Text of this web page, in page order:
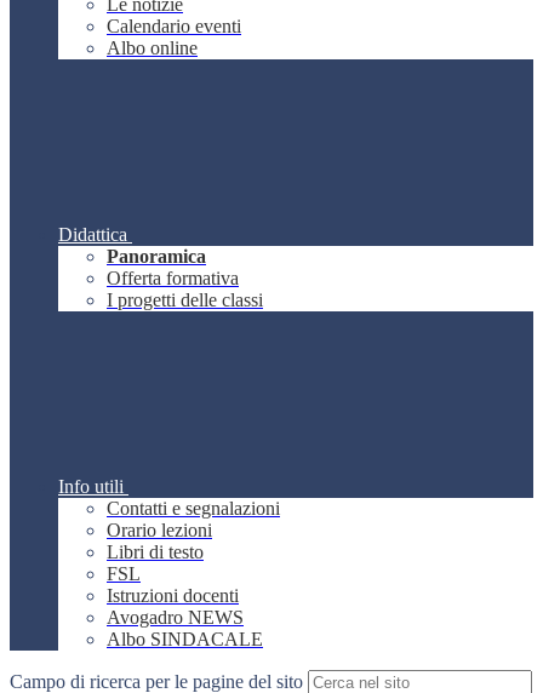
Le notizie
Calendario eventi
Albo online
Didattica
Panoramica
Offerta formativa
I progetti delle classi
Info utili
Contatti e segnalazioni
Orario lezioni
Libri di testo
FSL
Istruzioni docenti
Avogadro NEWS
Albo SINDACALE
Campo di ricerca per le pagine del sito